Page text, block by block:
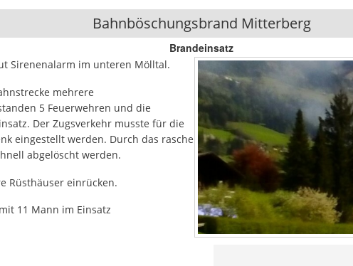
Bahnböschungsbrand Mitterberg
Brandeinsatz
Sirenenalarm im unteren Mölltal.
mehrere
5 Feuerwehren und die
Der Zugsverkehr musste für die
eingestellt werden. Durch das rasche
abgelöscht werden.
Rüsthäuser einrücken.
11 Mann im Einsatz